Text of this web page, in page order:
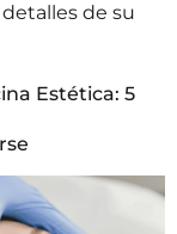
de su
Estética: 5